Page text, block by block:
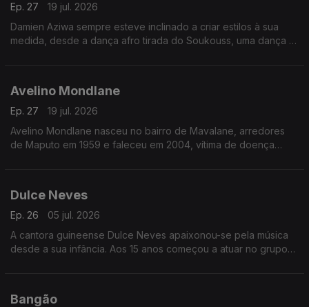
Ep. 27
19 jul. 2026
Damien Aziwa sempre esteve inclinado a criar estilos à sua
medida, desde a dança afro tirada do Soukouss, uma dança e
Avelino Mondlane
Ep. 27
19 jul. 2026
Avelino Mondlane nasceu no bairro de Mavalane, arredores
de Maputo em 1959 e faleceu em 2004, vítima de doença
Dulce Neves
Ep. 26
05 jul. 2026
A cantora guineense Dulce Neves apaixonou-se pela música
desde a sua infância. Aos 15 anos começou a atuar no grupo
Bangão